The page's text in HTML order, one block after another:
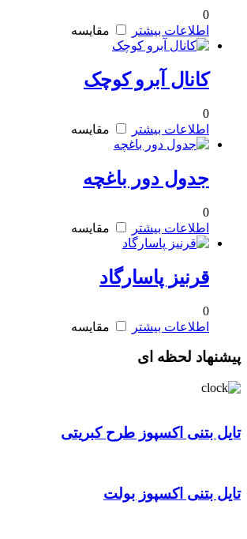
0
اطلاعات بیشتر
مقایسه
کانال آبرو کوچک
0
اطلاعات بیشتر
مقایسه
جدول دور باغچه
0
اطلاعات بیشتر
مقایسه
قرنیز پاسارگاد
0
اطلاعات بیشتر
مقایسه
پیشنهاد لحظه ای
تایل بتنی اکسپوز طرح کبریتی
تایل بتنی اکسپوز بولت